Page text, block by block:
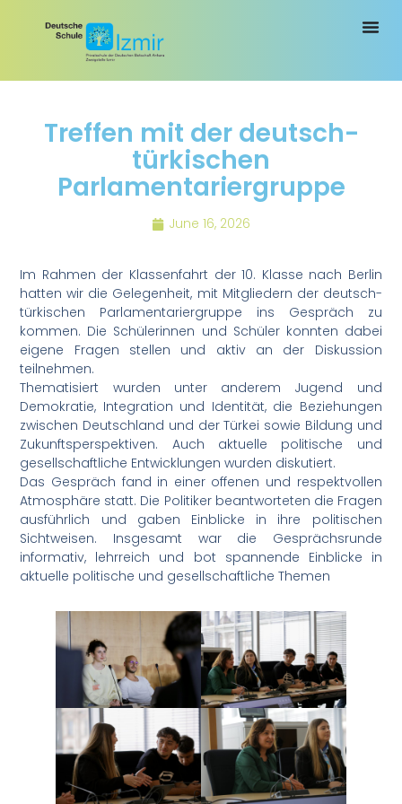
Treffen mit der deutsch-
türkischen
Parlamentariergruppe
June 16, 2026
Im Rahmen der Klassenfahrt der 10. Klasse nach Berlin
hatten wir die Gelegenheit, mit Mitgliedern der deutsch-
türkischen Parlamentariergruppe ins Gespräch zu
kommen. Die Schülerinnen und Schüler konnten dabei
eigene Fragen stellen und aktiv an der Diskussion
teilnehmen.
Thematisiert wurden unter anderem Jugend und
Demokratie, Integration und Identität, die Beziehungen
zwischen Deutschland und der Türkei sowie Bildung und
Zukunftsperspektiven. Auch aktuelle politische und
gesellschaftliche Entwicklungen wurden diskutiert.
Das Gespräch fand in einer offenen und respektvollen
Atmosphäre statt. Die Politiker beantworteten die Fragen
ausführlich und gaben Einblicke in ihre politischen
Sichtweisen. Insgesamt war die Gesprächsrunde
informativ, lehrreich und bot spannende Einblicke in
aktuelle politische und gesellschaftliche Themen